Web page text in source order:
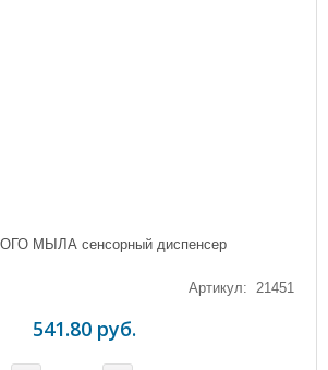
МЫЛА сенсорный диспенсер
Артикул: 21451
541.80 руб.